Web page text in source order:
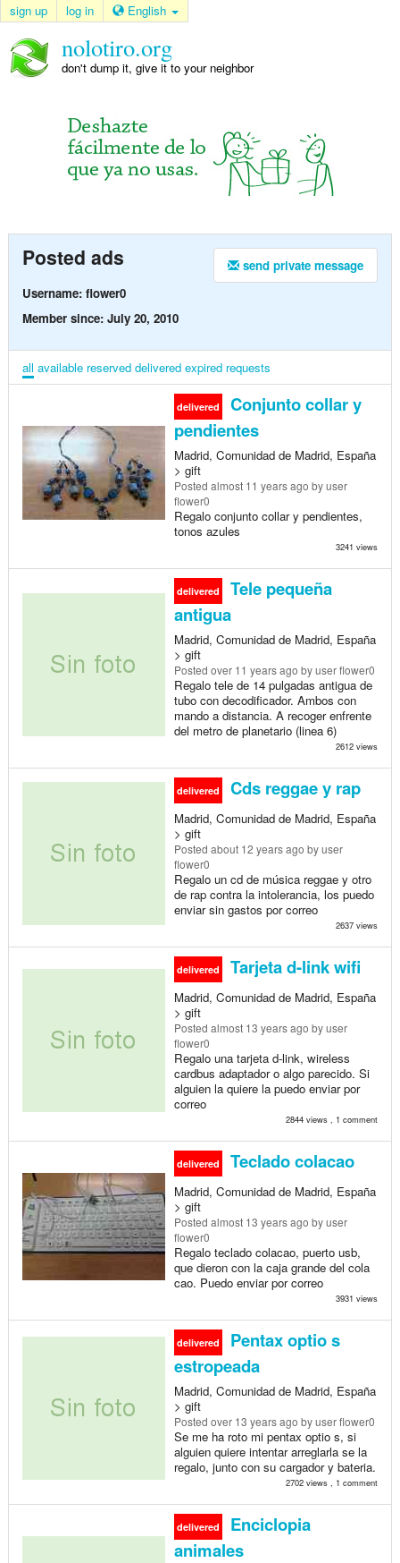
sign up log in English
nolotiro.org
don't dump it, give it to your neighbor
send private message
Posted ads
Username: flower0
Member since: July 20, 2010
all available reserved delivered expired requests
delivered
Conjunto collar y
pendientes
Madrid, Comunidad de Madrid, España
> gift
Posted almost 11 years ago by user
flower0
Regalo conjunto collar y pendientes,
tonos azules
3241 views
delivered
Tele pequeña
antigua
Madrid, Comunidad de Madrid, España
> gift
Posted over 11 years ago by user flower0
Regalo tele de 14 pulgadas antigua de
tubo con decodificador. Ambos con
mando a distancia. A recoger enfrente
del metro de planetario (linea 6)
2612 views
delivered Cds reggae y rap
Madrid, Comunidad de Madrid, España
> gift
Posted about 12 years ago by user
flower0
Regalo un cd de música reggae y otro
de rap contra la intolerancia, los puedo
enviar sin gastos por correo
2637 views
delivered Tarjeta d-link wifi
Madrid, Comunidad de Madrid, España
> gift
Posted almost 13 years ago by user
flower0
Regalo una tarjeta d-link, wireless
cardbus adaptador o algo parecido. Si
alguien la quiere la puedo enviar por
correo
2844 views , 1 comment
delivered Teclado colacao
Madrid, Comunidad de Madrid, España
> gift
Posted almost 13 years ago by user
flower0
Regalo teclado colacao, puerto usb,
que dieron con la caja grande del cola
cao. Puedo enviar por correo
3931 views
delivered
Pentax optio s
estropeada
Madrid, Comunidad de Madrid, España
> gift
Posted over 13 years ago by user flower0
Se me ha roto mi pentax optio s, si
alguien quiere intentar arreglarla se la
regalo, junto con su cargador y bateria.
2702 views , 1 comment
delivered
Enciclopia
animales